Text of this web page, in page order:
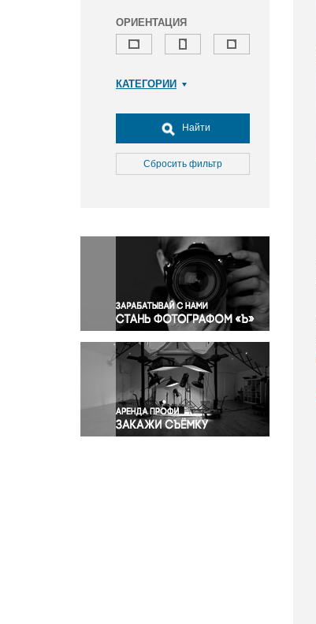
ОРИЕНТАЦИЯ
КАТЕГОРИИ
Досуг, туризм и отдых
Культура
Медицина
Окружающая среда
Политика
Правосудие
Происшествия и конфликты
Религия
Светская жизнь
Спорт
Экология
Экономика и бизнес
Найти
Сбросить фильтр